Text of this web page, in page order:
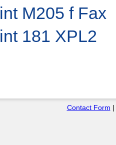
M205 f Fax
181 XPL2
Contact Form |